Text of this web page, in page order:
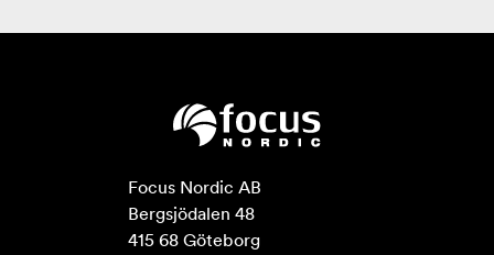
Focus Nordic AB
Bergsjödalen 48
415 68 Göteborg